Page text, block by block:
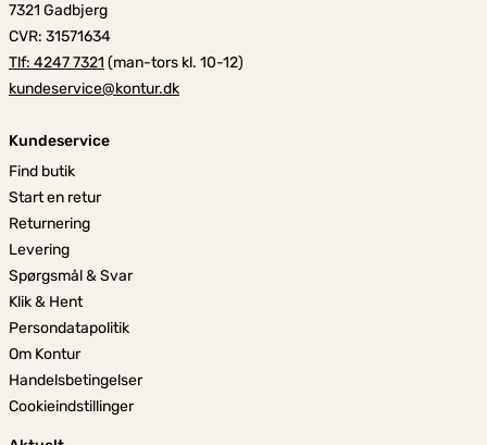
7321 Gadbjerg
CVR: 31571634
Tlf: 4247 7321 (man-tors kl. 10-12)
kundeservice@kontur.dk
Kundeservice
Find butik
Start en retur
Returnering
Levering
Spørgsmål & Svar
Klik & Hent
Persondatapolitik
Om Kontur
Handelsbetingelser
Cookieindstillinger